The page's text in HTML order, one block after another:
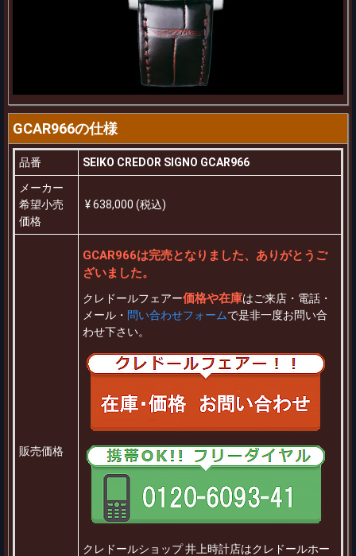
GCAR966の仕様
品番
SEIKO CREDOR SIGNO GCAR966
メーカー
希望小売
価格
¥ 638,000 (税込)
販売価格
GCAR966は完売となりました、ありがとうご
ざいました。
クレドールフェアー価格や在庫はご来店・電話・
メール・ 問い合わせフォームで是非一度お問い合
わせ下さい。
クレドールショップ 井上時計店はクレドールホー